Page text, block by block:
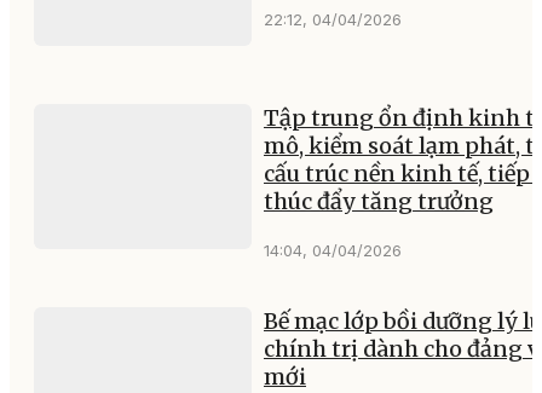
22:12, 04/04/2026
Tập trung ổn định kinh
mô, kiểm soát lạm phát,
cấu trúc nền kinh tế, tiếp
thúc đẩy tăng trưởng
14:04, 04/04/2026
Bế mạc lớp bồi dưỡng lý
chính trị dành cho đảng
mới